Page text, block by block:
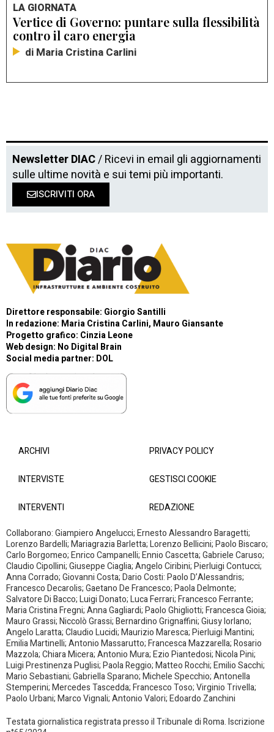
LA GIORNATA
Vertice di Governo: puntare sulla flessibilità
contro il caro energia
di Maria Cristina Carlini
Newsletter DIAC/ Ricevi in email gli aggiornamenti
sulle ultime novità e sui temi più importanti.
ISCRIVITI ORA
Direttore responsabile: Giorgio Santilli
In redazione: Maria Cristina Carlini, Mauro Giansante
Progetto grafico: Cinzia Leone
Web design: No Digital Brain
Social media partner: DOL
ARCHIVI
INTERVISTE
INTERVENTI
PRIVACY POLICY
GESTISCI COOKIE
REDAZIONE
Collaborano: Giampiero Angelucci; Ernesto Alessandro Baragetti;
Lorenzo Bardelli; Mariagrazia Barletta; Lorenzo Bellicini; Paolo Biscaro;
Carlo Borgomeo; Enrico Campanelli; Ennio Cascetta; Gabriele Caruso;
Claudio Cipollini; Giuseppe Ciaglia; Angelo Ciribini; Pierluigi Contucci;
Anna Corrado; Giovanni Costa; Dario Costi: Paolo D’Alessandris;
Francesco Decarolis; Gaetano De Francesco; Paola Delmonte;
Salvatore Di Bacco; Luigi Donato; Luca Ferrari; Francesco Ferrante;
Maria Cristina Fregni; Anna Gagliardi; Paolo Ghigliotti; Francesca Gioia;
Mauro Grassi; Niccolò Grassi; Bernardino Grignaffini; Giusy Iorlano;
Angelo Laratta; Claudio Lucidi; Maurizio Maresca; Pierluigi Mantini;
Emilia Martinelli; Antonio Massarutto; Francesca Mazzarella; Rosario
Mazzola; Chiara Micera; Antonio Mura; Ezio Piantedosi; Nicola Pini;
Luigi Prestinenza Puglisi; Paola Reggio; Matteo Rocchi; Emilio Sacchi;
Mario Sebastiani; Gabriella Sparano; Michele Specchio; Antonella
Stemperini; Mercedes Tascedda; Francesco Toso; Virginio Trivella;
Paolo Urbani; Marco Vignali; Antonio Valori; Edoardo Zanchini
Testata giornalistica registrata presso il Tribunale di Roma. Iscrizione